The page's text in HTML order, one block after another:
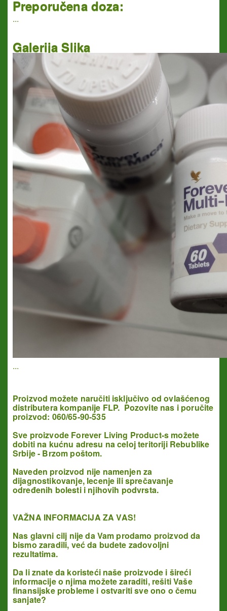
Preporučena doza:
...
Galerija Slika
...
Proizvod možete naručiti isključivo od ovlašćenog
distributera kompanije FLP. Pozovite nas i poručite
proizvod: 060/65-90-535
Sve proizvode Forever Living Product-s možete
dobiti na kućnu adresu na celoj teritoriji Rebublike
Srbije - Brzom poštom.
Naveden proizvod nije namenjen za
dijagnostikovanje, lecenje ili sprečavanje
određenih bolesti i njihovih podvrsta.
VAŽNA INFORMACIJA ZA VAS!
Nas glavni cilj nije da Vam prodamo proizvod da
bismo zaradili, već da budete zadovoljni
rezultatima.
Da li znate da koristeći naše proizvode i šireći
informacije o njima možete zaraditi, rešiti Vaše
finansijske probleme i ostvariti sve ono o čemu
sanjate?